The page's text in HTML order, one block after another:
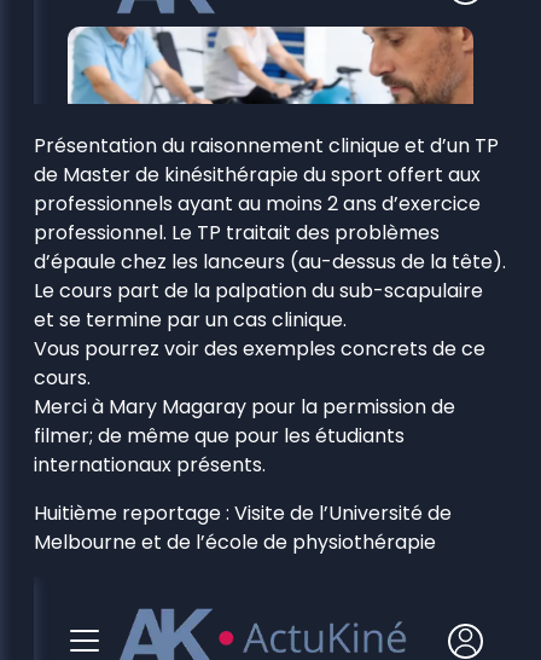
Présentation du raisonnement clinique et d’un TP
de Master de kinésithérapie du sport offert aux
professionnels ayant au moins 2 ans d’exercice
professionnel. Le TP traitait des problèmes
d’épaule chez les lanceurs (au-dessus de la tête).
Le cours part de la palpation du sub-scapulaire
et se termine par un cas clinique.
Vous pourrez voir des exemples concrets de ce
cours.
Merci à Mary Magaray pour la permission de
filmer; de même que pour les étudiants
internationaux présents.
Huitième reportage : Visite de l’Université de
Melbourne et de l’école de physiothérapie